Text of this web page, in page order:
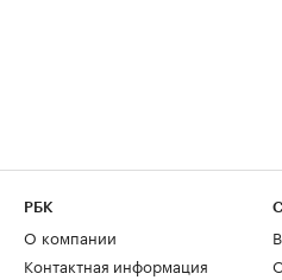
РБК
О компании
Контактная информация